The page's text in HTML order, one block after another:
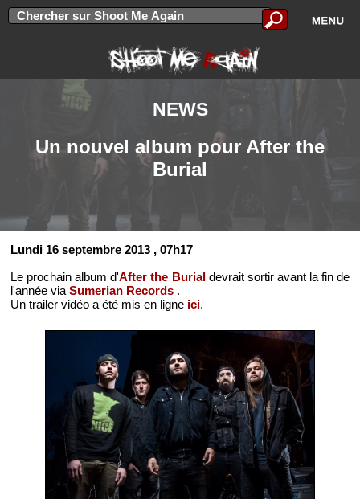
NEWS
Un nouvel album pour After the
Burial
Lundi 16 septembre 2013 , 07h17
Le prochain album d'After the Burialdevrait sortir avant la fin de
l'année viaSumerian Records .
Un trailer vidéo a été mis en ligne ici.